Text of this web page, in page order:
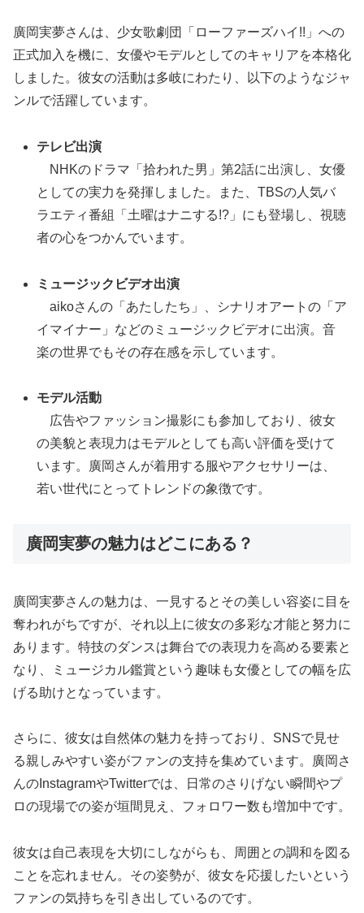
廣岡実夢さんは、少女歌劇団「ローファーズハイ!!」への
正式加入を機に、女優やモデルとしてのキャリアを本格化
しました。彼女の活動は多岐にわたり、以下のようなジャ
ンルで活躍しています。
テレビ出演
NHKのドラマ「拾われた男」第2話に出演し、女優
としての実力を発揮しました。また、TBSの人気バ
ラエティ番組「土曜はナニする!?」にも登場し、視聴
者の心をつかんでいます。
ミュージックビデオ出演
aikoさんの「あたしたち」、シナリオアートの「ア
イマイナー」などのミュージックビデオに出演。音
楽の世界でもその存在感を示しています。
モデル活動
広告やファッション撮影にも参加しており、彼女
の美貌と表現力はモデルとしても高い評価を受けて
います。廣岡さんが着用する服やアクセサリーは、
若い世代にとってトレンドの象徴です。
廣岡実夢の魅力はどこにある？
廣岡実夢さんの魅力は、一見するとその美しい容姿に目を
奪われがちですが、それ以上に彼女の多彩な才能と努力に
あります。特技のダンスは舞台での表現力を高める要素と
なり、ミュージカル鑑賞という趣味も女優としての幅を広
げる助けとなっています。
さらに、彼女は自然体の魅力を持っており、SNSで見せ
る親しみやすい姿がファンの支持を集めています。廣岡さ
んのInstagramやTwitterでは、日常のさりげない瞬間やプ
ロの現場での姿が垣間見え、フォロワー数も増加中です。
彼女は自己表現を大切にしながらも、周囲との調和を図る
ことを忘れません。その姿勢が、彼女を応援したいという
ファンの気持ちを引き出しているのです。